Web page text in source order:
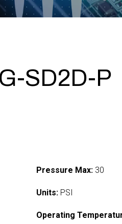
SD2D-P
Pressure Max:30
Units:PSI
Operating